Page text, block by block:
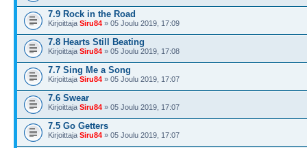
7.9 Rock in the Road
Kirjoittaja Siru84 » 05 Joulu 2019, 17:09
7.8 Hearts Still Beating
Kirjoittaja Siru84 » 05 Joulu 2019, 17:08
7.7 Sing Me a Song
Kirjoittaja Siru84 » 05 Joulu 2019, 17:07
7.6 Swear
Kirjoittaja Siru84 » 05 Joulu 2019, 17:07
7.5 Go Getters
Kirjoittaja Siru84 » 05 Joulu 2019, 17:07